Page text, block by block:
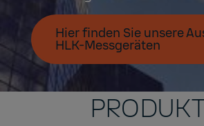
Hier finden Sie unsere
HLK-Messgeräten